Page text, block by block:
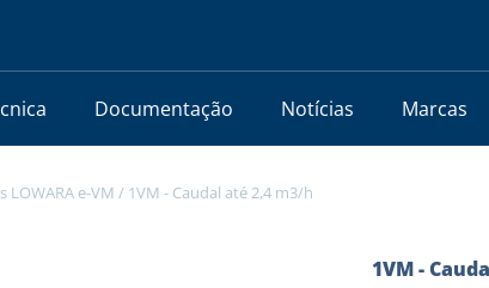
Documentação Notícias Marcas
e-VM / 1VM - Caudal até 2,4 m3/h
1VM -